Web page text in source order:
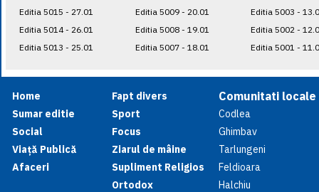
Editia 5015 - 27.01
Editia 5014 - 26.01
Editia 5013 - 25.01
Editia 5009 - 20.01
Editia 5008 - 19.01
Editia 5007 - 18.01
Editia 5003 -
Editia 5002 -
Editia 5001 -
Home
Sumar editie
Social
Viață Publică
Afaceri
Fapt divers
Sport
Focus
Ziarul de mâine
Supliment Religios
Ortodox
Comunitati locale
Codlea
Ghimbav
Tarlungeni
Feldioara
Halchiu